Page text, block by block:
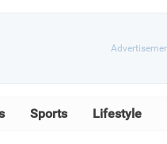
Sports Lifestyle